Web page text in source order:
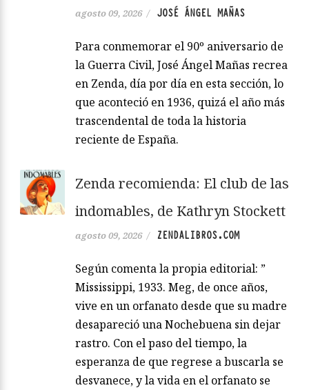
agosto 09, 2026 / JOSÉ ÁNGEL MAÑAS
Para conmemorar el 90º aniversario de
la Guerra Civil, José Ángel Mañas recrea
en Zenda, día por día en esta sección, lo
que aconteció en 1936, quizá el año más
trascendental de toda la historia
reciente de España.
Zenda recomienda: El club de las
indomables, de Kathryn Stockett
agosto 09, 2026 / ZENDALIBROS.COM
Según comenta la propia editorial: ”
Mississippi, 1933. Meg, de once años,
vive en un orfanato desde que su madre
desapareció una Nochebuena sin dejar
rastro. Con el paso del tiempo, la
esperanza de que regrese a buscarla se
desvanece, y la vida en el orfanato se